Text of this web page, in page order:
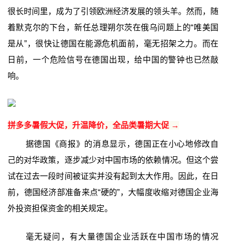
很长时间里，成为了引领欧洲经济发展的领头羊。然而，随
着默克尔的下台，新任总理朔尔茨在俄乌问题上的“唯美国
是从”，很快让德国在能源危机面前，毫无招架之力。而在
日前，一个危险信号在德国出现，给中国的警钟也已然敲
响。
拼多多暑假大促，升温降价，全品类暑期大促 →
据德国《商报》的消息显示，德国正在小心地修改自
己的对华政策，逐步减少对中国市场的依赖情况。但这个尝
试在过去一段时间被证实并没有起到太大作用。因此，在日
前，德国经济部准备来点“硬的”，大幅度收缩对德国企业海
外投资担保资金的相关规定。
毫无疑问，有大量德国企业活跃在中国市场的情况